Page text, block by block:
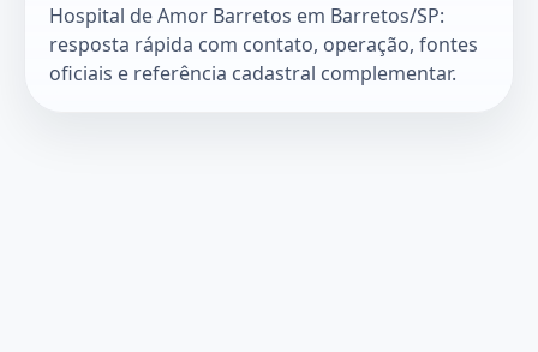
Hospital de Amor Barretos em Barretos/SP:
resposta rápida com contato, operação, fontes
oficiais e referência cadastral complementar.